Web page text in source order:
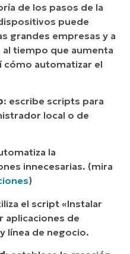
de los pasos de la
puede
grandes empresas y a
tiempo que aumenta
cómo automatizar el
: escribe scripts para
local o de
la
innecesarias. (mira
)
el script «Instalar
aplicaciones de
línea de negocio.